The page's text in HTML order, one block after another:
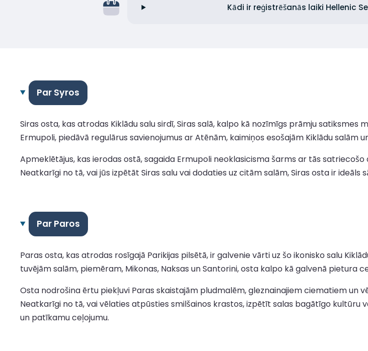
Kādi ir reģistrēšanās laiki Hellenic
Par Syros
Siras osta, kas atrodas Kiklādu salu sirdī, Siras salā, kalpo kā nozīmīgs prāmju satiksmes
Ermupoli, piedāvā regulārus savienojumus ar Atēnām, kaimiņos esošajām Kiklādu salām
Apmeklētājus, kas ierodas ostā, sagaida Ermupoli neoklasicisma šarms ar tās
Neatkarīgi no tā, vai jūs izpētāt Siras salu vai dodaties uz citām salām, Siras osta ir ideāls
Par Paros
Paras osta, kas atrodas rosīgajā Parikijas pilsētā, ir galvenie vārti uz šo ikonisko salu
tuvējām salām, piemēram, Mikonas, Naksas un Santorini, osta kalpo kā galvenā pietura
Osta nodrošina ērtu piekļuvi Paras skaistajām pludmalēm, gleznainajiem ciematiem
Neatkarīgi no tā, vai vēlaties atpūsties smilšainos krastos, izpētīt salas bagātīgo
un patīkamu ceļojumu.